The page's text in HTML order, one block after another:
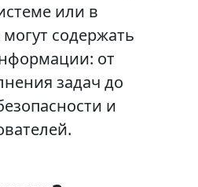
или в
содержать
от
задач до
и